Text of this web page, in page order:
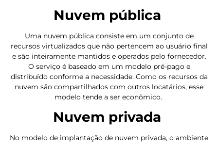
Nuvem pública
Uma nuvem pública consiste em um conjunto de
recursos virtualizados que não pertencem ao usuário final
e são inteiramente mantidos e operados pelo fornecedor.
O serviço é baseado em um modelo pré-pago e
distribuído conforme a necessidade. Como os recursos da
nuvem são compartilhados com outros locatários, esse
modelo tende a ser econômico.
Nuvem privada
No modelo de implantação de nuvem privada, o ambiente